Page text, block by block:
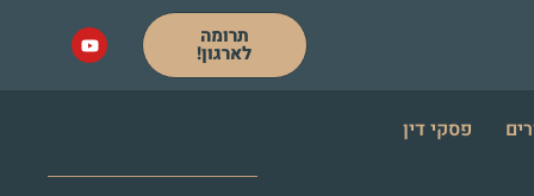
תרומה
לארגון!
פסקי דין